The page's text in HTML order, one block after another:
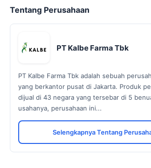
Tentang Perusahaan
PT Kalbe Farma Tbk
PT Kalbe Farma Tbk adalah sebuah
yang berkantor pusat di Jakarta. Produk
dijual di 43 negara yang tersebar di 5
usahanya, perusahaan ini...
Selengkapnya Tentang